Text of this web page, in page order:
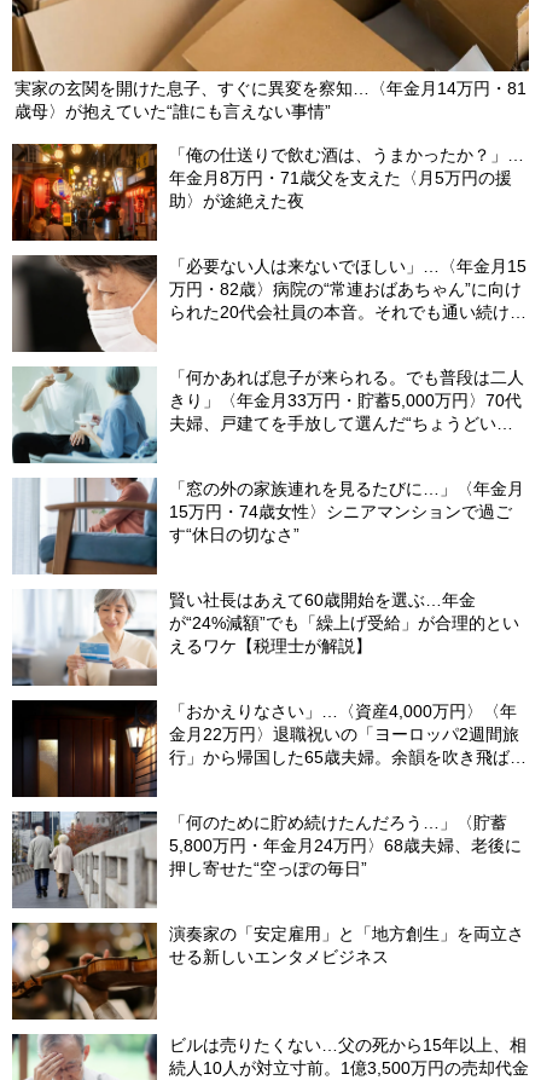
実家の玄関を開けた息子、すぐに異変を察知…〈年金月14万円・81
歳母〉が抱えていた“誰にも言えない事情”
「俺の仕送りで飲む酒は、うまかったか？」…
年金月8万円・71歳父を支えた〈月5万円の援
助〉が途絶えた夜
「必要ない人は来ないでほしい」…〈年金月15
万円・82歳〉病院の“常連おばあちゃん”に向け
られた20代会社員の本音。それでも通い続ける
「何かあれば息子が来られる。でも普段は二人
きり」〈年金月33万円・貯蓄5,000万円〉70代
夫婦、戸建てを手放して選んだ“ちょうどいい
「窓の外の家族連れを見るたびに…」〈年金月
15万円・74歳女性〉シニアマンションで過ご
す“休日の切なさ”
賢い社長はあえて60歳開始を選ぶ…年金
が“24%減額”でも「繰上げ受給」が合理的とい
えるワケ【税理士が解説】
「おかえりなさい」…〈資産4,000万円〉〈年
金月22万円〉退職祝いの「ヨーロッパ2週間旅
行」から帰国した65歳夫婦。余韻を吹き飛ばし
「何のために貯め続けたんだろう…」〈貯蓄
5,800万円・年金月24万円〉68歳夫婦、老後に
押し寄せた“空っぽの毎日”
演奏家の「安定雇用」と「地方創生」を両立さ
せる新しいエンタメビジネス
ビルは売りたくない…父の死から15年以上、相
続人10人が対立寸前。1億3,500万円の売却代金